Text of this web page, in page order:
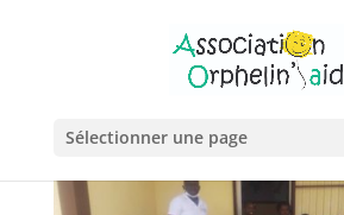
Sélectionner une page